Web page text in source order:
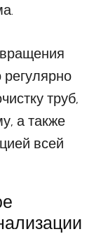
труб,
а также
всей